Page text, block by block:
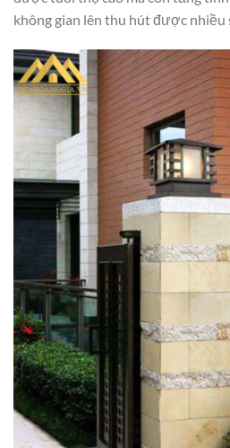
không gian lên thu hút được nhiều